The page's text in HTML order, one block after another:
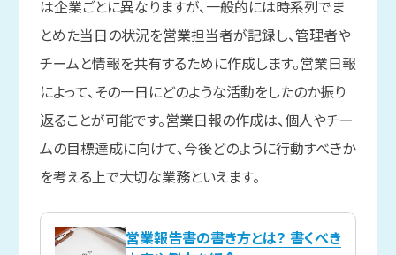
は企業ごとに異なりますが、一般的には時系列でま
とめた当日の状況を営業担当者が記録し、管理者や
チームと情報を共有するために作成します。営業日報
によって、その一日にどのような活動をしたのか振り
返ることが可能です。営業日報の作成は、個人やチー
ムの目標達成に向けて、今後どのように行動すべきか
を考える上で大切な業務といえます。
営業報告書の書き方とは？ 書くべき